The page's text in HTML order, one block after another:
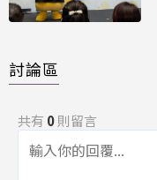
討論區
共有 0則留言